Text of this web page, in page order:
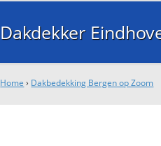
Dakdekker
Home › Dakbedekking Bergen op Zoom